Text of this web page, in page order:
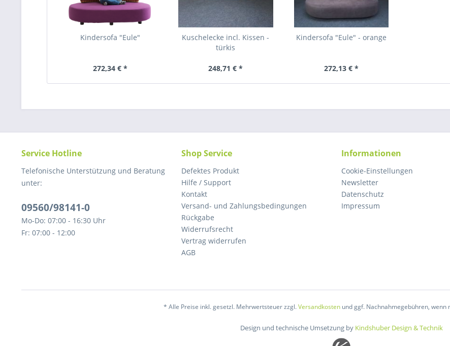
Kindersofa "Eule"
272,34 € *
Kuschelecke incl. Kissen -
türkis
248,71 € *
Kindersofa "Eule" - orange
272,13 € *
Service Hotline
Telefonische Unterstützung und Beratung
unter:
09560/98141-0
Mo-Do: 07:00 - 16:30 Uhr
Fr: 07:00 - 12:00
Shop Service
Defektes Produkt
Hilfe / Support
Kontakt
Versand- und Zahlungsbedingungen
Rückgabe
Widerrufsrecht
Vertrag widerrufen
AGB
Informationen
Cookie-Einstellungen
Newsletter
Datenschutz
Impressum
* Alle Preise inkl. gesetzl. Mehrwertsteuer zzgl.Versandkostenund ggf. Nachnahmegebühren, wenn
Design und technische Umsetzung by Kindshuber Design & Technik